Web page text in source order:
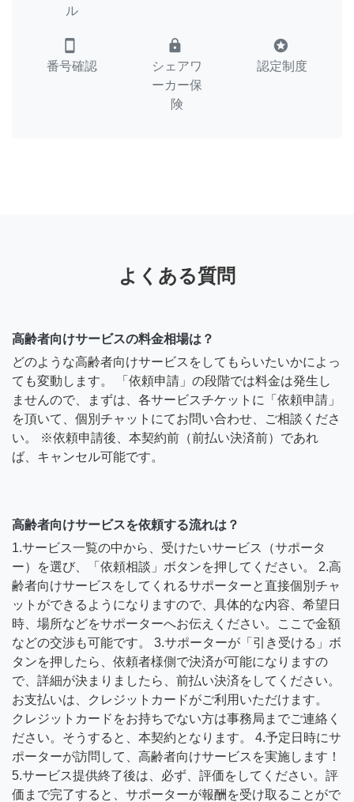
ル
smartphone
番号確認
lock
シェアワ
ーカー保
険
stars
認定制度
よくある質問
高齢者向けサービスの料金相場は？
どのような高齢者向けサービスをしてもらいたいかによっ
ても変動します。 「依頼申請」の段階では料金は発生し
ませんので、まずは、各サービスチケットに「依頼申請」
を頂いて、個別チャットにてお問い合わせ、ご相談くださ
い。 ※依頼申請後、本契約前（前払い決済前）であれ
ば、キャンセル可能です。
高齢者向けサービスを依頼する流れは？
1.サービス一覧の中から、受けたいサービス（サポータ
ー）を選び、「依頼相談」ボタンを押してください。 2.高
齢者向けサービスをしてくれるサポーターと直接個別チャ
ットができるようになりますので、具体的な内容、希望日
時、場所などをサポーターへお伝えください。ここで金額
などの交渉も可能です。 3.サポーターが「引き受ける」ボ
タンを押したら、依頼者様側で決済が可能になりますの
で、詳細が決まりましたら、前払い決済をしてください。
お支払いは、クレジットカードがご利用いただけます。
クレジットカードをお持ちでない方は事務局までご連絡く
ださい。そうすると、本契約となります。 4.予定日時にサ
ポーターが訪問して、高齢者向けサービスを実施します！
5.サービス提供終了後は、必ず、評価をしてください。評
価まで完了すると、サポーターが報酬を受け取ることがで